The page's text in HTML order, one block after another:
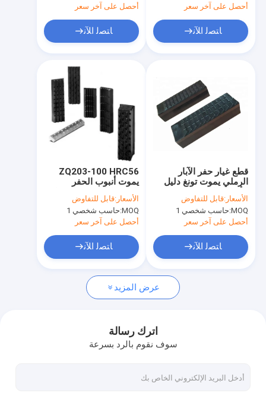
منتجات
معلومات عنا
جولة في المعمل
اتصل بنا
أخبار
اطلب اقتباس
الحركة الخطية شيل شاكر
حفر الطين الطرد المركزي
أحصل على آخر سعر
ﺎﺘﺼﻟ ﺍﻶﻧ
أحصل على آخر سعر
ﺎﺘﺼﻟ ﺍﻶﻧ
ZQ203-100 HRC56
يموت أنبوب الحفر
الهيدروليكي تونغ لحقول
النفط
الأسعار:قابل للتفاوض
MOQ: حاسب شخصي 1
أحصل على آخر سعر
ﺎﺘﺼﻟ ﺍﻶﻧ
قطع غيار حفر الآبار
الرملي يموت تونغ دليل
الأسنان المستقيمة
الأسعار:قابل للتفاوض
MOQ: حاسب شخصي 1
أحصل على آخر سعر
ﺎﺘﺼﻟ ﺍﻶﻧ
عرض المزيد
اترك رسالة
سوف نقوم بالرد بسرعة